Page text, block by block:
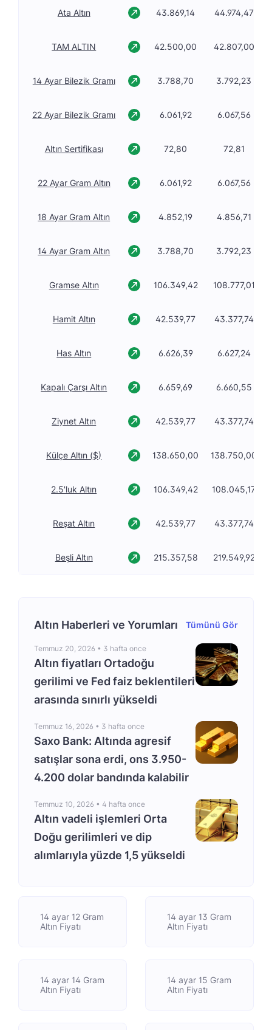
Ata Altın 43.869,14 44.974,47
TAM ALTIN 42.500,00 42.807,00
14 Ayar Bilezik Gramı 3.788,70 3.792,23
22 Ayar Bilezik Gramı 6.061,92 6.067,56
Altın Sertifikası 72,80 72,81
22 Ayar Gram Altın 6.061,92 6.067,56
18 Ayar Gram Altın 4.852,19 4.856,71
14 Ayar Gram Altın 3.788,70 3.792,23
Gramse Altın 106.349,42 108.777,01
Hamit Altın 42.539,77 43.377,74
Has Altın 6.626,39 6.627,24
Kapalı Çarşı Altın 6.659,69 6.660,55
Ziynet Altın 42.539,77 43.377,74
Külçe Altın ($) 138.650,00 138.750,00
2.5'luk Altın 106.349,42 108.045,17
Reşat Altın 42.539,77 43.377,74
Beşli Altın 215.357,58 219.549,92
Altın Haberleri ve Yorumları Tümünü Gör
Temmuz 20, 2026 • 3 hafta once
Altın fiyatları Ortadoğu
gerilimi ve Fed faiz beklentileri
arasında sınırlı yükseldi
Temmuz 16, 2026 • 3 hafta once
Saxo Bank: Altında agresif
satışlar sona erdi, ons 3.950-
4.200 dolar bandında kalabilir
Temmuz 10, 2026 • 4 hafta once
Altın vadeli işlemleri Orta
Doğu gerilimleri ve dip
alımlarıyla yüzde 1,5 yükseldi
14 ayar 12 Gram
Altın Fiyatı
14 ayar 13 Gram
Altın Fiyatı
14 ayar 14 Gram
Altın Fiyatı
14 ayar 15 Gram
Altın Fiyatı